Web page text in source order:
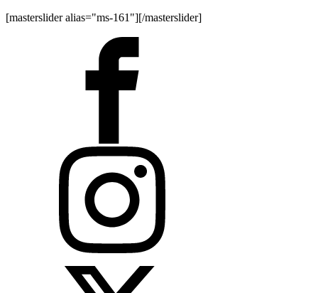
[masterslider alias="ms-161"][/masterslider]